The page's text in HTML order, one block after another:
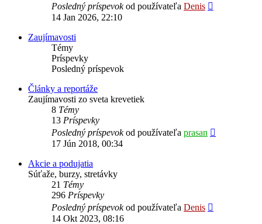
Posledný príspevokod používateľa Denis
14 Jan 2026, 22:10
Zaujímavosti
Témy
Príspevky
Posledný príspevok
Články a reportáže
Zaujímavosti zo sveta krevetiek
8 Témy
13 Príspevky
Posledný príspevokod používateľa prasan
17 Jún 2018, 00:34
Akcie a podujatia
Súťaže, burzy, stretávky
21 Témy
296 Príspevky
Posledný príspevokod používateľa Denis
14 Okt 2023, 08:16